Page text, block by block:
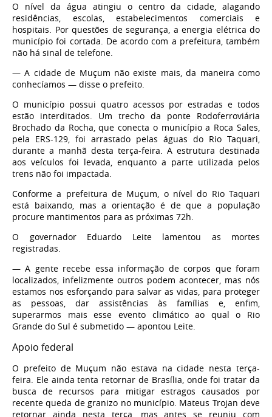
O nível da água atingiu o centro da cidade, alagando
residências, escolas, estabelecimentos comerciais e
hospitais. Por questões de segurança, a energia elétrica do
município foi cortada. De acordo com a prefeitura, também
não há sinal de telefone.
— A cidade de Muçum não existe mais, da maneira como
conhecíamos — disse o prefeito.
O município possui quatro acessos por estradas e todos
estão interditados. Um trecho da ponte Rodoferroviária
Brochado da Rocha, que conecta o município a Roca Sales,
pela ERS-129, foi arrastado pelas águas do Rio Taquari,
durante a manhã desta terça-feira. A estrutura destinada
aos veículos foi levada, enquanto a parte utilizada pelos
trens não foi impactada.
Conforme a prefeitura de Muçum, o nível do Rio Taquari
está baixando, mas a orientação é de que a população
procure mantimentos para as próximas 72h.
O governador Eduardo Leite lamentou as mortes
registradas.
— A gente recebe essa informação de corpos que foram
localizados, infelizmente outros podem acontecer, mas nós
estamos nos esforçando para salvar as vidas, para proteger
as pessoas, dar assistências às famílias e, enfim,
superarmos mais esse evento climático ao qual o Rio
Grande do Sul é submetido — apontou Leite.
Apoio federal
O prefeito de Muçum não estava na cidade nesta terça-
feira. Ele ainda tenta retornar de Brasília, onde foi tratar da
busca de recursos para mitigar estragos causados por
recente queda de granizo no município. Mateus Trojan deve
retornar ainda nesta terça, mas antes se reuniu com